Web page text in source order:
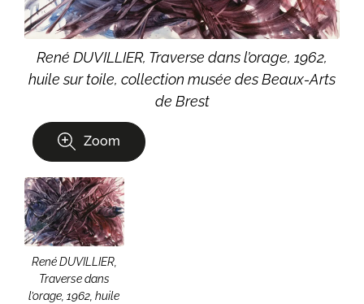
René DUVILLIER, Traverse dans l’orage, 1962,
huile sur toile, collection musée des Beaux-Arts
de Brest
Zoom
René DUVILLIER,
Traverse dans
l’orage, 1962, huile